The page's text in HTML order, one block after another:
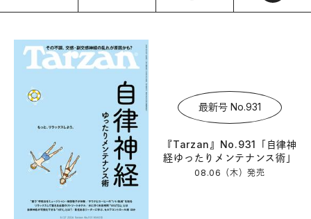
最新号 No.931
『Tarzan』No.931「自律神
経ゆったりメンテナンス術」
08.06（木）発売